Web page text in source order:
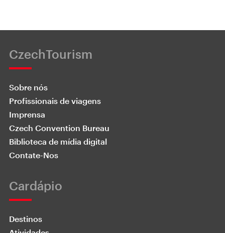
CzechTourism
Sobre nós
Profissionais de viagens
Imprensa
Czech Convention Bureau
Biblioteca de mídia digital
Contate-Nos
Cardápio
Destinos